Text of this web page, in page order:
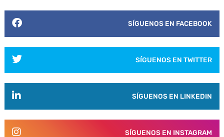
SÍGUENOS EN FACEBOOK
SÍGUENOS EN TWITTER
SÍGUENOS EN LINKEDIN
SÍGUENOS EN INSTAGRAM